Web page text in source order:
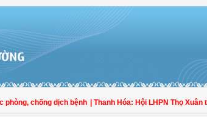
chống dịch bệnh | Thanh Hóa: Hội LHPN Thọ Xuân